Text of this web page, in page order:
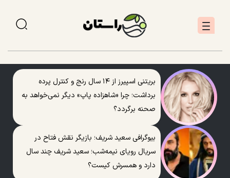
بریتنی اسپیرز از ۱۴ سال رنج و کنترل پرده
برداشت؛ چرا «شاهزاده پاپ» دیگر نمی‌خواهد به
صحنه برگردد؟
بیوگرافی سعید شریف؛ بازیگر نقش فتاح در
سریال رویای نیمه‌شب؛ سعید شریف چند سال
دارد و همسرش کیست؟